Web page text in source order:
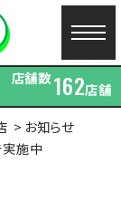
店舗数162店舗
お知らせ
実施中